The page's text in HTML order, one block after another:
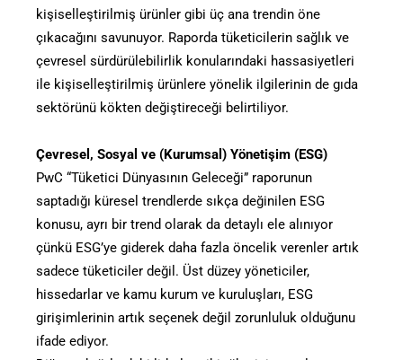
kişiselleştirilmiş ürünler gibi üç ana trendin öne
çıkacağını savunuyor. Raporda tüketicilerin sağlık ve
çevresel sürdürülebilirlik konularındaki hassasiyetleri
ile kişiselleştirilmiş ürünlere yönelik ilgilerinin de gıda
sektörünü kökten değiştireceği belirtiliyor.
Çevresel, Sosyal ve (Kurumsal) Yönetişim (ESG)
PwC “Tüketici Dünyasının Geleceği” raporunun
saptadığı küresel trendlerde sıkça değinilen ESG
konusu, ayrı bir trend olarak da detaylı ele alınıyor
çünkü ESG’ye giderek daha fazla öncelik verenler artık
sadece tüketiciler değil. Üst düzey yöneticiler,
hissedarlar ve kamu kurum ve kuruluşları, ESG
girişimlerinin artık seçenek değil zorunluluk olduğunu
ifade ediyor.